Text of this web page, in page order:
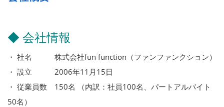
◆ 会社情報
・ 社名 株式会社fun function（ファンファンクション）
・ 設立 2006年11月15日
・ 従業員数 150名 （内訳：社員100名、パートアルバイト
50名）